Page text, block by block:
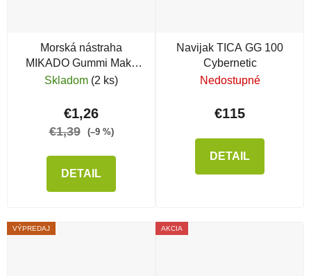
Morská nástraha
MIKADO Gummi Makk
Rig
Skladom (2 ks)
€1,26
€1,39 (–9 %)
DETAIL
Navijak TICA GG 100
Cybernetic
Nedostupné
€115
DETAIL
VÝPREDAJ AKCIA